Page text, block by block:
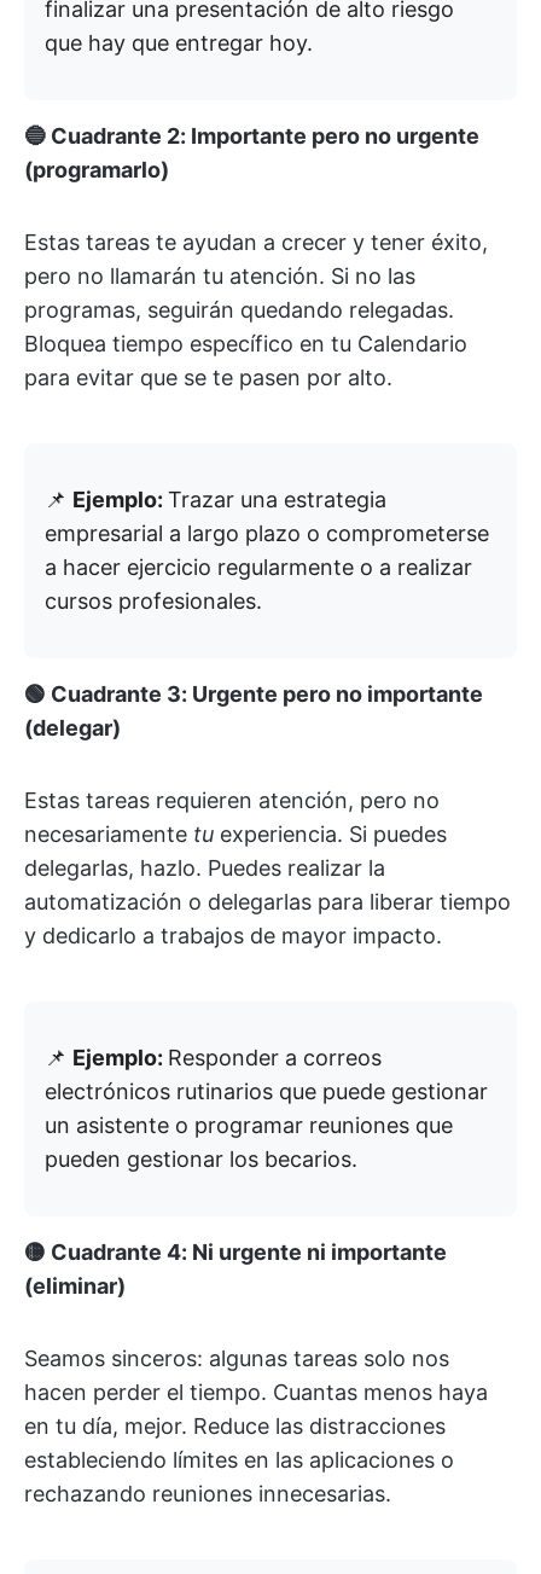
finalizar una presentación de alto riesgo
que hay que entregar hoy.
🔵 Cuadrante 2: Importante pero no urgente
(programarlo)
Estas tareas te ayudan a crecer y tener éxito,
pero no llamarán tu atención. Si no las
programas, seguirán quedando relegadas.
Bloquea tiempo específico en tu Calendario
para evitar que se te pasen por alto.
📌 Ejemplo: Trazar una estrategia
empresarial a largo plazo o comprometerse
a hacer ejercicio regularmente o a realizar
cursos profesionales.
🟢 Cuadrante 3: Urgente pero no importante
(delegar)
Estas tareas requieren atención, pero no
necesariamente tu experiencia. Si puedes
delegarlas, hazlo. Puedes realizar la
automatización o delegarlas para liberar tiempo
y dedicarlo a trabajos de mayor impacto.
📌 Ejemplo: Responder a correos
electrónicos rutinarios que puede gestionar
un asistente o programar reuniones que
pueden gestionar los becarios.
🟡 Cuadrante 4: Ni urgente ni importante
(eliminar)
Seamos sinceros: algunas tareas solo nos
hacen perder el tiempo. Cuantas menos haya
en tu día, mejor. Reduce las distracciones
estableciendo límites en las aplicaciones o
rechazando reuniones innecesarias.